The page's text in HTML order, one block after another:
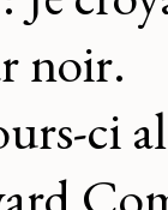
noir.
ci